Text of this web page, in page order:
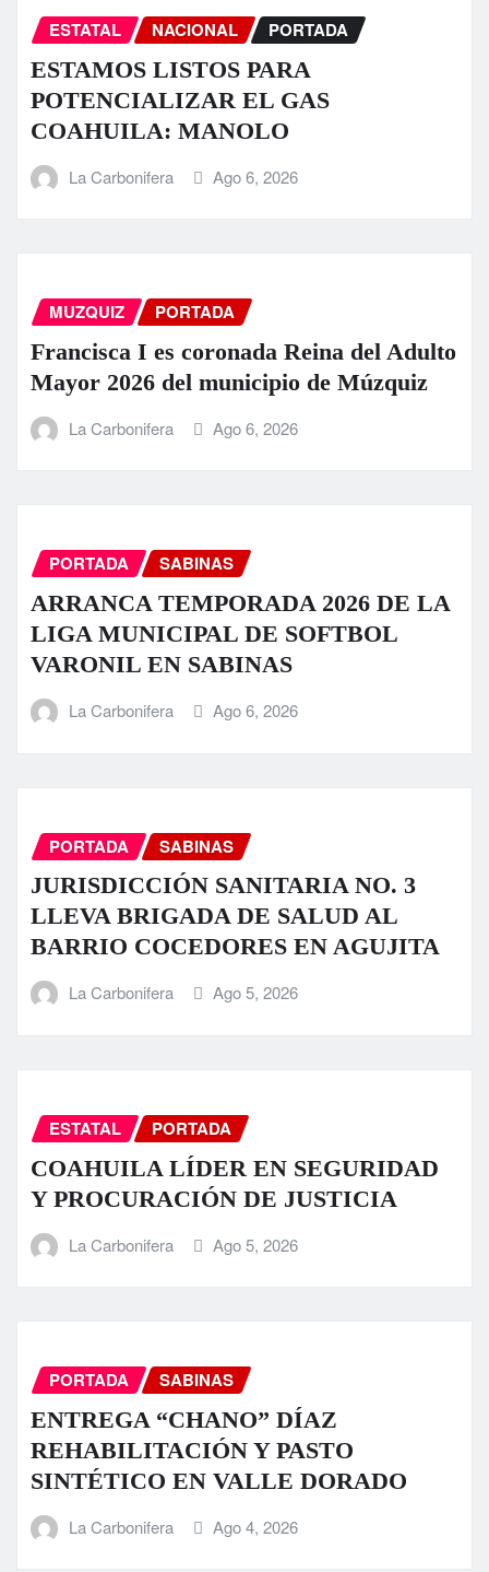
ESTATAL NACIONAL PORTADA
ESTAMOS LISTOS PARA
POTENCIALIZAR EL GAS
COAHUILA: MANOLO
La Carbonifera Ago 6, 2026
MUZQUIZ PORTADA
Francisca I es coronada Reina del Adulto
Mayor 2026 del municipio de Múzquiz
La Carbonifera Ago 6, 2026
PORTADA SABINAS
ARRANCA TEMPORADA 2026 DE LA
LIGA MUNICIPAL DE SOFTBOL
VARONIL EN SABINAS
La Carbonifera Ago 6, 2026
PORTADA SABINAS
JURISDICCIÓN SANITARIA NO. 3
LLEVA BRIGADA DE SALUD AL
BARRIO COCEDORES EN AGUJITA
La Carbonifera Ago 5, 2026
ESTATAL PORTADA
COAHUILA LÍDER EN SEGURIDAD
Y PROCURACIÓN DE JUSTICIA
La Carbonifera Ago 5, 2026
PORTADA SABINAS
ENTREGA “CHANO” DÍAZ
REHABILITACIÓN Y PASTO
SINTÉTICO EN VALLE DORADO
La Carbonifera Ago 4, 2026